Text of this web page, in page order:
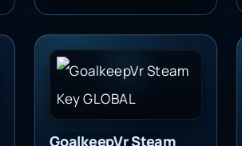
Key GLOBAL
GoalkeepVr Steam Key GLOBAL
GoalkeepVr Steam